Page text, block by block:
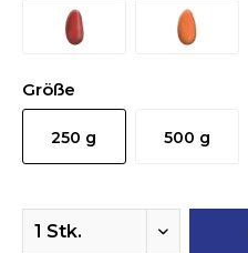
Größe
250 g 500 g